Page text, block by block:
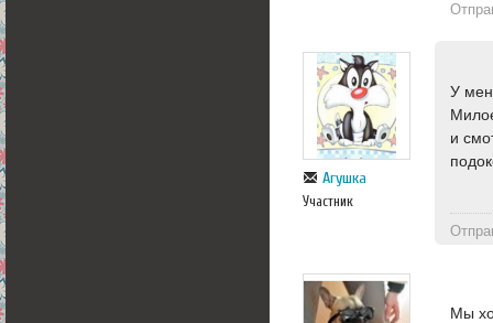
Агушка
Участник
У
и
Мы